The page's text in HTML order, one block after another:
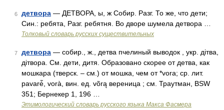
6 детвора — ДЕТВОРА, ы, ж Собир. Разг. То же, что дети;
Син.: ребята, Разг. ребятня. Во дворе шумела детвора …
Толковый словарь русских существительных
7 детвора — собир., ж., детва пчелиный выводок , укр. дiтва,
дiтвора. См. дети, дитя. Образовано скорее от детва, как
мошкара (тверск. – см.) от мошка, чем от *vora; ср. лит.
pavarė̃, vorà, вин. ед. võrą вереница ; см. Траутман, BSW
351; Бернекер 1, 196 …
Этимологический словарь русского языка Макса Фасмера